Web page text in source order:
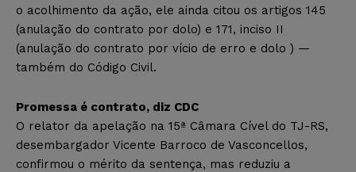
o acolhimento da ação, ele ainda citou os artigos 145
(anulação do contrato por dolo) e 171, inciso II
(anulação do contrato por vício de erro e dolo ) —
também do Código Civil.
Promessa é contrato, diz CDC
O relator da apelação na 15ª Câmara Cível do TJ-RS,
desembargador Vicente Barroco de Vasconcellos,
confirmou o mérito da sentença, mas reduziu a